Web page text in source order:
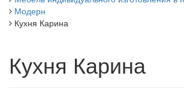
Модерн
Кухня Карина
Кухня Карина